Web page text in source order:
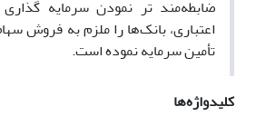
ضابطه‌مند تر نمودن سرمایه
اعتباری، بانک‌ها را ملزم به فروش
تأمین سرمایه نموده است.
کلیدواژه‌ها